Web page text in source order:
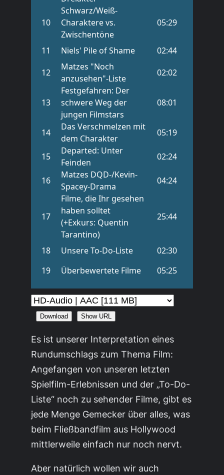
Download Show URL
Es ist unserer Interpretation eines
Rundumschlags zum Thema Film:
Angefangen von unseren letzten
Spielfilm-Erlebnissen und der „To-Do-
Liste“ noch zu sehender Filme, gibt es
jede Menge Gemecker über alles, was
beim Fließbandfilm aus Hollywood
mittlerweile einfach nur noch nervt.
Aber natürlich wollen wir auch